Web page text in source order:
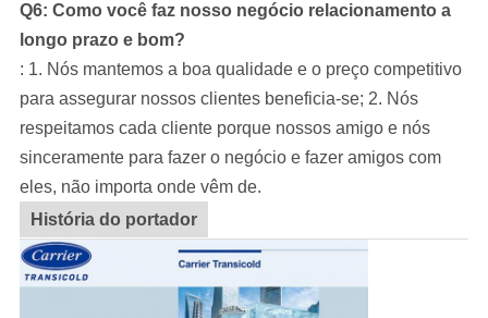
Q6: Como você faz nosso negócio relacionamento a
longo prazo e bom?
: 1. Nós mantemos a boa qualidade e o preço competitivo
para assegurar nossos clientes beneficia-se; 2. Nós
respeitamos cada cliente porque nossos amigo e nós
sinceramente para fazer o negócio e fazer amigos com
eles, não importa onde vêm de.
História do portador